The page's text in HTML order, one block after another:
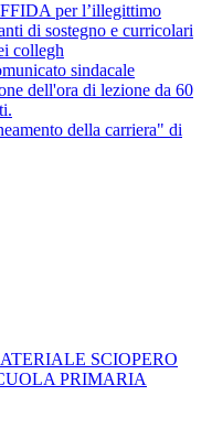
per l’illegittimo
di sostegno e curricolari
collegh
sindacale
dell'ora di lezione da 60
della carriera" di
SCIOPERO
PRIMARIA